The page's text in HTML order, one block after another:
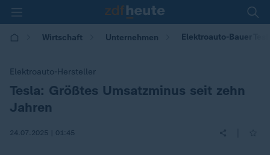
Wirtschaft Unternehmen Elektroauto-Bauer
Elektroauto-Hersteller
:
Tesla: Größtes Umsatzminus seit zehn
Jahren
24.07.2025 | 01:45